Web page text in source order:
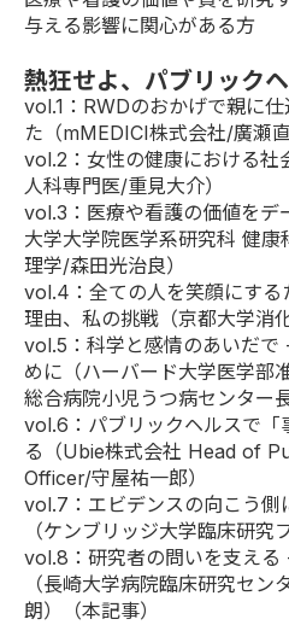
与える影響に関心がある方
熱狂せよ、パブリック
vol.1 ：RWDのおかげで親に
た（mMEDICI株式会社/廣瀬直
vol.2 ：女性の健康における
人科専門医/重見大介）
vol.3 ：医療や看護の価値を
大学大学院医学系研究科 健
理学/森田光治良）
vol.4 ：全ての人を笑顔にす
理由、私の挑戦（京都大学消
vol.5 ：科学と感情のあいだ
めに（ハーバード大学医学部
総合病院小児うつ病センター
vol.6 ：パブリックヘルスで
る（Ubie株式会社 Head of
Officer/守屋祐一郎）
vol.7 ：エビデンスの向こう
（ケンブリッジ大学臨床研究
vol.8 ：研究者の問いを支え
（長崎大学病院臨床研究セ
朗）（本記事）